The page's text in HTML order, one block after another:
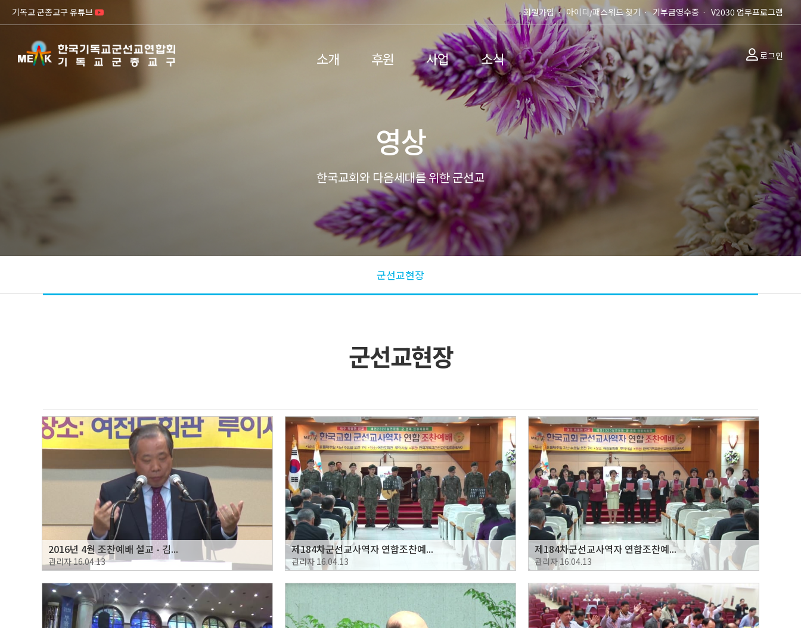
기독교 군종교구 유튜브 회원가입 아이디/패스워드 찾기 기부금영수증 V2030 업무프로그램
소개 후원 사업 소식 로그인
영상
한국교회와 다음세대를 위한 군선교
군선교현장
군선교현장
2016년 4월 조찬예배 설교 - 김...
관리자16.04.13
제184차군선교사역자 연합조찬예...
관리자 16.04.13
제184차군선교사역자 연합조찬예...
관리자16.04.13